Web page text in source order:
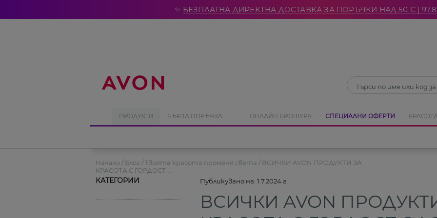
✨ БЕЗПЛАТНА ДИРЕКТНА ДОСТАВКА ЗА ПОРЪЧКИ НАД 50 € |
ПРОДУКТИ БЪРЗА ПОРЪЧКА ОНЛАЙН БРОШУРА СПЕЦИАЛНИ ОФЕРТИ
Начало Блог Твоята красота променя света
ВСИЧКИ AVON ПРОДУКТИ ЗА
КРАСОТА С ГОРДОСТ …
КАТЕГОРИИ Публикувано на: 1.7.2024 г.
ВСИЧКИ AVON
Затвори